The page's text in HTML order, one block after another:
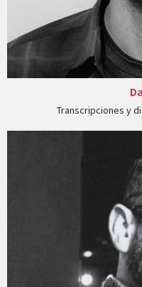
Transcripciones y